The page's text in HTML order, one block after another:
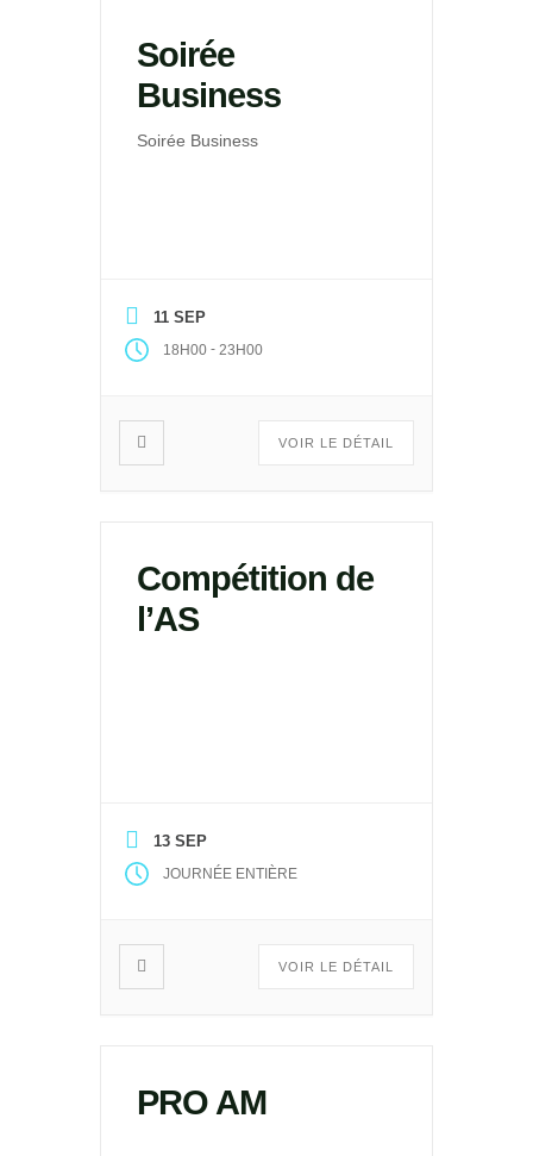
Soirée
Business
Soirée Business
11 SEP
18H00 - 23H00
VOIR LE DÉTAIL
Compétition de
l’AS
13 SEP
JOURNÉE ENTIÈRE
VOIR LE DÉTAIL
PRO AM